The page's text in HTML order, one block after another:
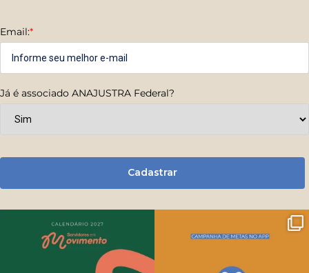
Email:*
Já é associado ANAJUSTRA Federal?
Cadastrar